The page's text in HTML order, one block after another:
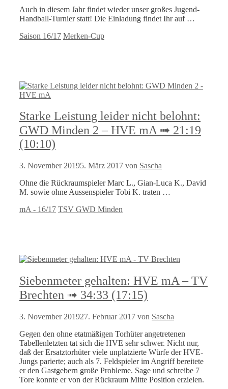
Auch in diesem Jahr findet wieder unser großes Jugend-
Handball-Turnier statt! Die Einladung findet Ihr auf …
Kategorien
Saison 16/17 Schlagwörter
Merken-Cup
Starke Leistung leider nicht belohnt:
GWD Minden 2 – HVE mA ➟ 21:19
(10:10)
3. November 20195. März 2017 von Sascha
Ohne die Rückraumspieler Marc L., Gian-Luca K., David
M. sowie ohne Aussenspieler Tobi K. traten …
Kategorien
mA - 16/17 Schlagwörter
TSV GWD Minden
Siebenmeter gehalten: HVE mA – TV
Brechten ➟ 34:33 (17:15)
3. November 201927. Februar 2017 von Sascha
Gegen den ohne etatmäßigen Torhüter angetretenen
Tabellenletzten tat sich die HVE sehr schwer. Nicht nur,
daß der Ersatztorhüter viele unplatzierte Würfe der HVE-
Jungs parierte; auch als 7. Feldspieler im Angriff bereitete
er den Gastgebern große Probleme. Sage und schreibe 7
Tore konnte er von der Rückraum Mitte Position erzielen.